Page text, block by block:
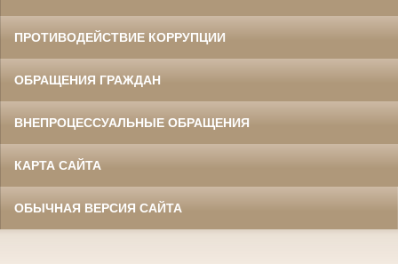
ПРОТИВОДЕЙСТВИЕ КОРРУПЦИИ
ОБРАЩЕНИЯ ГРАЖДАН
ВНЕПРОЦЕССУАЛЬНЫЕ ОБРАЩЕНИЯ
КАРТА САЙТА
ОБЫЧНАЯ ВЕРСИЯ САЙТА